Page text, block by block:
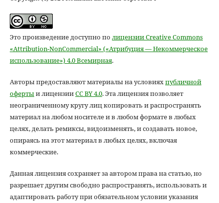
Это произведение доступно по лицензии Creative Commons
«Attribution-NonCommercial» («Атрибуция — Некоммерческое
использование») 4.0 Всемирная.
Авторы предоставляют материалы на условияхпубличной
офертыи лицензииCC BY 4.0. Эта лицензия позволяет
неограниченному кругу лиц копировать и распространять
материал на любом носителе и в любом формате в любых
целях, делать ремиксы, видоизменять, и создавать новое,
опираясь на этот материал в любых целях, включая
коммерческие.
Данная лицензия сохраняет за автором права на статью, но
разрешает другим свободно распространять, использовать и
адаптировать работу при обязательном условии указания